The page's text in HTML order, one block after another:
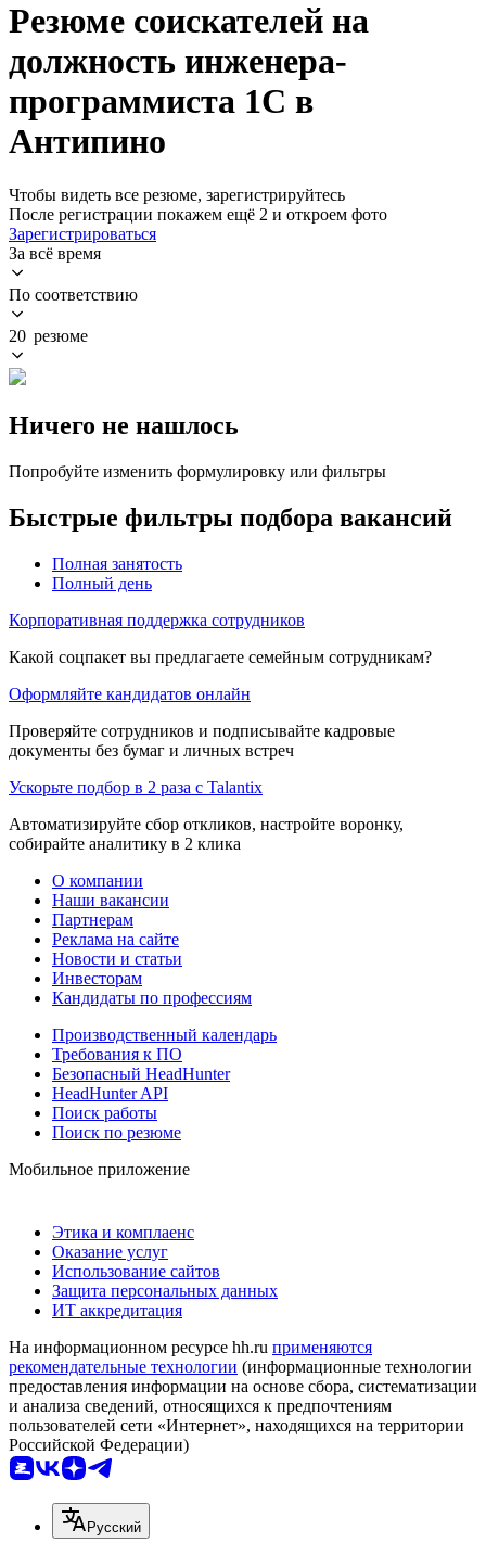
Резюме соискателей на
должность инженера-
программиста 1С в
Антипино
Чтобы видеть все резюме, зарегистрируйтесь
После регистрации покажем ещё 2 и откроем фото
Зарегистрироваться
За всё время
По соответствию
20 резюме
Ничего не нашлось
Попробуйте изменить формулировку или фильтры
Быстрые фильтры подбора вакансий
Полная занятость
Полный день
Корпоративная поддержка сотрудников
Какой соцпакет вы предлагаете семейным сотрудникам?
Оформляйте кандидатов онлайн
Проверяйте сотрудников и подписывайте кадровые
документы без бумаг и личных встреч
Ускорьте подбор в 2 раза с Talantix
Автоматизируйте сбор откликов, настройте воронку,
собирайте аналитику в 2 клика
О компании
Наши вакансии
Партнерам
Реклама на сайте
Новости и статьи
Инвесторам
Кандидаты по профессиям
Производственный календарь
Требования к ПО
Безопасный HeadHunter
HeadHunter API
Поиск работы
Поиск по резюме
Мобильное приложение
Этика и комплаенс
Оказание услуг
Использование сайтов
Защита персональных данных
ИТ аккредитация
На информационном ресурсе hh.ru применяются
рекомендательные технологии (информационные технологии
предоставления информации на основе сбора, систематизации
и анализа сведений, относящихся к предпочтениям
пользователей сети «Интернет», находящихся на территории
Российской Федерации)
Русский